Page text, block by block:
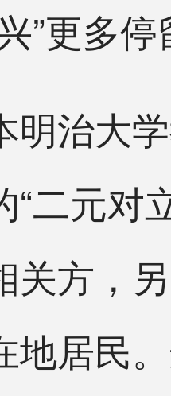
”更多
治大学
“二元对
关方，
地居民